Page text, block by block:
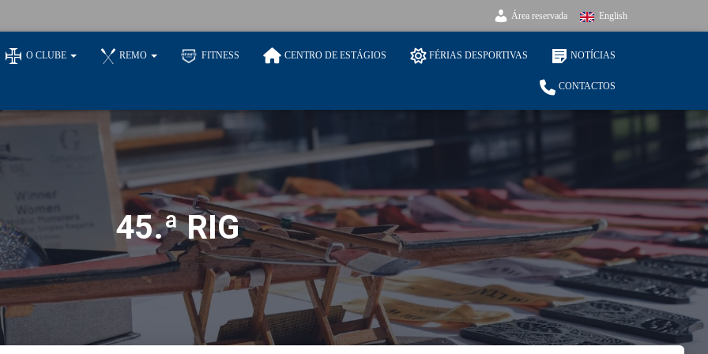
Área reservada English
O CLUBE REMO FITNESS CENTRO DE ESTÁGIOS FÉRIAS DESPORTIVAS NOTÍCIAS
CONTACTOS
45.ª RIG